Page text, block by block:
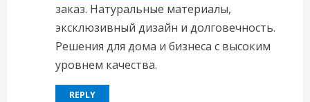
заказ. Натуральные материалы,
эксклюзивный дизайн и долговечность.
Решения для дома и бизнеса с высоким
уровнем качества.
REPLY